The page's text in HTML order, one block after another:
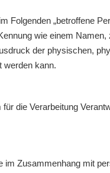
Folgenden „betroffene
wie einem Namen,
der physischen,
werden kann.
die Verarbeitung
im Zusammenhang mit